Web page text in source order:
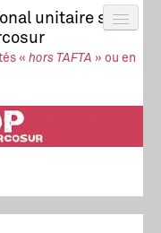
unitaire stop
« hors TAFTA » ou en
CETA